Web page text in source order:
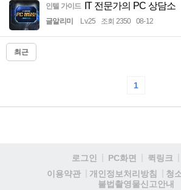
인텔 가이드 IT 전문가의 PC 상담소
글알리미 Lv.25 조회 2350 08-12
최근
1
로그인 PC화면 퀵링크
이용약관
개인정보처리방침
청
불법촬영물신고안내